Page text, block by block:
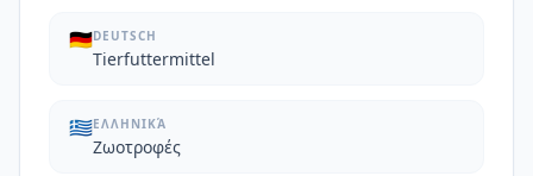
🇩🇪DEUTSCH
Tierfuttermittel
🇬🇷ΕΛΛΗΝΙΚΆ
Ζωοτροφές